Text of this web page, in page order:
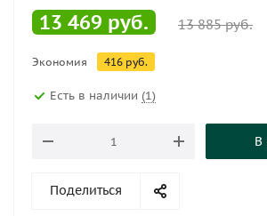
13 469 руб. 13 885руб.
Экономия 416 руб.
Есть в наличии (1)
В
Поделиться